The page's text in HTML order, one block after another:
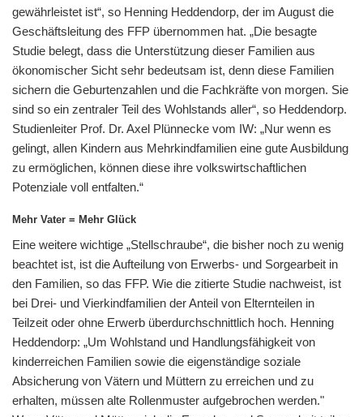
gewährleistet ist“, so Henning Heddendorp, der im August die
Geschäftsleitung des FFP übernommen hat. „Die besagte
Studie belegt, dass die Unterstützung dieser Familien aus
ökonomischer Sicht sehr bedeutsam ist, denn diese Familien
sichern die Geburtenzahlen und die Fachkräfte von morgen. Sie
sind so ein zentraler Teil des Wohlstands aller“, so Heddendorp.
Studienleiter Prof. Dr. Axel Plünnecke vom IW: „Nur wenn es
gelingt, allen Kindern aus Mehrkindfamilien eine gute Ausbildung
zu ermöglichen, können diese ihre volkswirtschaftlichen
Potenziale voll entfalten.“
Mehr Vater = Mehr Glück
Eine weitere wichtige „Stellschraube“, die bisher noch zu wenig
beachtet ist, ist die Aufteilung von Erwerbs- und Sorgearbeit in
den Familien, so das FFP. Wie die zitierte Studie nachweist, ist
bei Drei- und Vierkindfamilien der Anteil von Elternteilen in
Teilzeit oder ohne Erwerb überdurchschnittlich hoch. Henning
Heddendorp: „Um Wohlstand und Handlungsfähigkeit von
kinderreichen Familien sowie die eigenständige soziale
Absicherung von Vätern und Müttern zu erreichen und zu
erhalten, müssen alte Rollenmuster aufgebrochen werden."